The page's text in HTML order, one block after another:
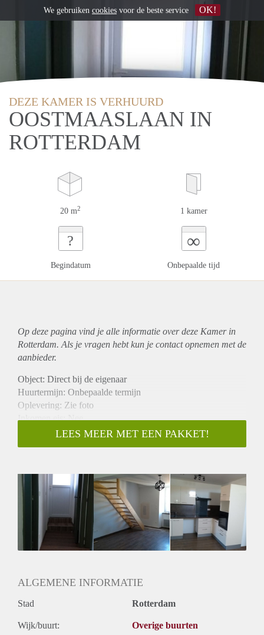
DEZE KAMER IS VERHUURD
OOSTMAASLAAN IN
ROTTERDAM
20 m2 1 kamer
?
Begindatum
∞
Onbepaalde tijd
Op deze pagina vind je alle informatie over deze Kamer in
Rotterdam. Als je vragen hebt kun je contact opnemen met de
aanbieder.
Object: Direct bij de eigenaar
Huurtermijn: Onbepaalde termijn
Oplevering: Zie foto
Inkomen eis: Nee
Garantiestelling mogelijk: Nee
Borg: 1 Maand
Huisdieren toegestaan: Afhankelijk van de Eigenaar
Huurtoeslag grens: Ja
Geschikt voor studenten: Afhankelijk van de Eigenaar
LEES MEER MET EEN PAKKET!
ALGEMENE INFORMATIE
Stad Rotterdam
Wijk/buurt: Overige buurten
We gebruiken cookies voor de beste service OK!